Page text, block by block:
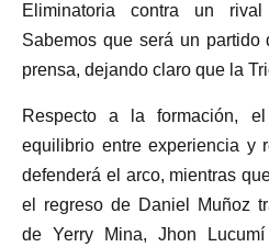
Eliminatoria contra un
Sabemos que será un partido
prensa, dejando claro que la
Respecto a la formación,
equilibrio entre experiencia y
defenderá el arco, mientras
el regreso de Daniel Muñoz
de Yerry Mina, Jhon